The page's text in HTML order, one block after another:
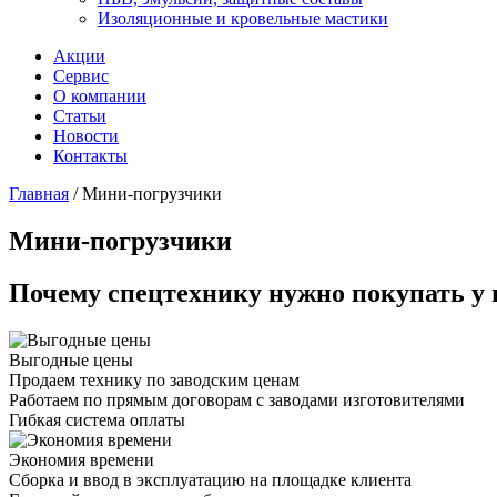
Изоляционные и кровельные мастики
Акции
Сервис
О компании
Статьи
Новости
Контакты
Главная /Мини-погрузчики
Мини-погрузчики
Почему спецтехнику нужно покупать у
Выгодные цены
Продаем технику по заводским ценам
Работаем по прямым договорам с заводами изготовителями
Гибкая система оплаты
Экономия времени
Сборка и ввод в эксплуатацию на площадке клиента